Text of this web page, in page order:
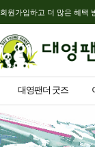
회원가입하고 더 많은 혜택
대영팬더 굿즈